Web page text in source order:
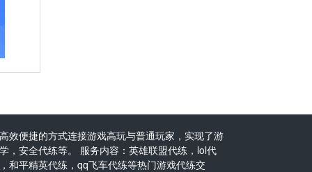
效便捷的方式连接游戏高玩与普通玩家，实现了游
，安全代练等。 服务内容：英雄联盟代练，lol代
和平精英代练，qq飞车代练等热门游戏代练交